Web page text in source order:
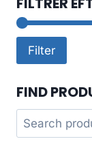
Filter
FIND
Search
for: